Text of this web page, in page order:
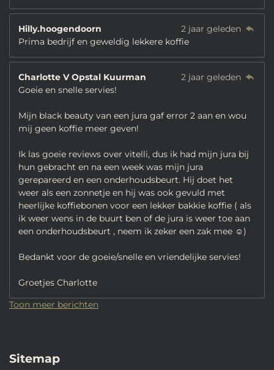
Hilly.hoogendoorn
2 jaar geleden
Prima bedrijf en geweldig lekkere koffie
Charlotte V Opstal Kuurman
2 jaar geleden
Goeie en snelle servies!
Mijn black beauty van een jura gaf error 2 aan en wou
mij geen koffie meer geven!
Ik las goeie reviews over vitelli, dus ik had mijn jura bij
hun gebracht en na een week was mijn jura
gerepareerd en een onderhoudsbeurt. Hij doet het
weer als een zonnetje en hij was ook gevuld met
heerlijke koffiebonen voor een lekker bakkie koffie ( als
ik weer wens in de buurt ben of de jura is weer toe aan
een onderhoudsbeurt , neem ik zeker een zak mee ☺️)
Bedankt voor de goeie/snelle en vriendelijke servies!
Groetjes Charlotte
Toon meer berichten
Sitemap